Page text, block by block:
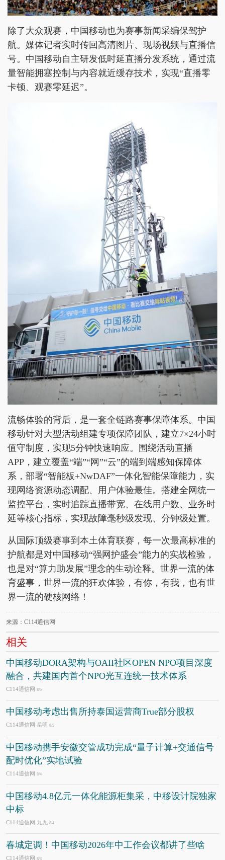
除了大众观赛，中国移动也为赛事新闻采编保驾护
航。媒体记者实时传回高清图片、现场视频与直播信
号。中国移动自主研发低时延直播分发系统，通过流
量智能拥塞控制与内容就近缓存技术，实现“直播零
卡顿、观赛零延迟”。
流畅体验的背后，是一套全链路赛事保障体系。中国
移动针对大型活动组建专项保障团队，建立7×24小时
值守制度，实现5分钟快速响应。围绕活动直播
APP，建立覆盖“端”“网”“云”的端到端感知保障体
系，部署“智能板+NwDAF”一体化智能保障能力，实
现网络资源动态调配、用户体验最佳。搭建全网统一
监控平台，实时追踪直播带宽、在线用户数、业务时
延等核心指标，实现故障毫秒级发现、分钟级处置。
从国际顶级赛事到本土体育联赛，每一次最高标准的
护航都是对中国移动“强网护盛会”能力的实战检验，
也是对“算力助发展”理念的生动诠释。世界一流的体
育盛事，世界一流的狂欢体验，有你，有我，也有世
界一流的硬核网络！
来源：C114通信网
相关
中国移动DORA架构与OAII社区OPEN NPO项目深度
融合，共建国内首个NPO光互连统一技术体系
C114通信网 8/5
中国移动考虑出售所持泰国运营商True部分股权
C114通信网 岳明 8/5
中国移动携手安徽交管成功完成“量子计算+交通信号
配时优化”实地试验
C114通信网 8/4
中国移动4.8亿元一体化能源柜集采，中移设计院独家
中标
C114通信网 九九 8/4
春城定调！中国移动2026年中工作会议都讲了些啥
C114通信网 8/3